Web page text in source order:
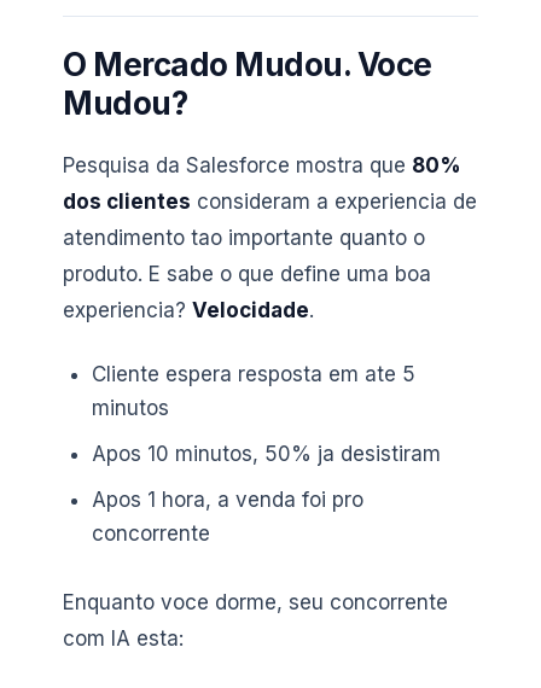
O Mercado Mudou. Voce
Mudou?
Pesquisa da Salesforce mostra que 80%
dos clientes consideram a experiencia de
atendimento tao importante quanto o
produto. E sabe o que define uma boa
experiencia? Velocidade.
Cliente espera resposta em ate 5
minutos
Apos 10 minutos, 50% ja desistiram
Apos 1 hora, a venda foi pro
concorrente
Enquanto voce dorme, seu concorrente
com IA esta: